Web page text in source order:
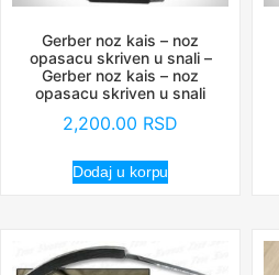
Gerber noz kais – noz
opasacu skriven u snali –
Gerber noz kais – noz
opasacu skriven u snali
2,200.00 RSD
Dodaj u korpu